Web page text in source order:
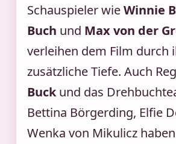
Schauspieler wieWinnie
Buch und Max von der
verleihen dem Film durch
zusätzliche Tiefe. Auch
Buckund das
Bettina Börgerding, Elfie
Wenka von Mikulicz